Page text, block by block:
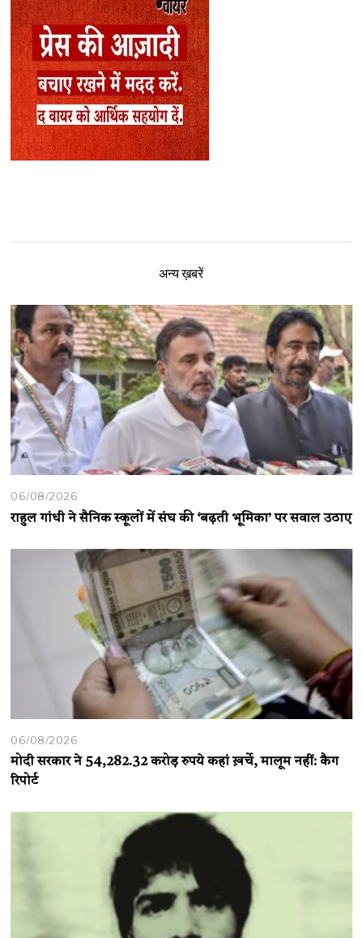
अन्य ख़बरें
06/08/2026
राहुल गांधी ने सैनिक स्कूलों में संघ की ‘बढ़ती भूमिका’ पर सवाल उठाए
06/08/2026
मोदी सरकार ने 54,282.32 करोड़ रुपये कहां ख़र्चे, मालूम नहीं: कैग
रिपोर्ट